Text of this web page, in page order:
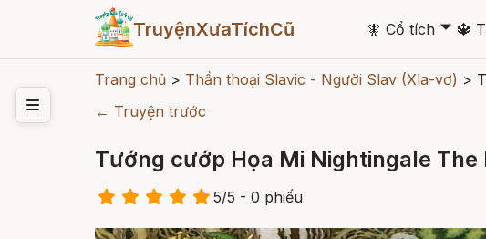
TruyệnXưaTíchCũ 🧚 Cổ tích 🞃 🔱
Trang chủ > Thần thoại Slavic - Người Slav (Xla-vơ) >
← Truyện trước
Tướng cướp Họa Mi Nightingale The
5/5 - 0 phiếu